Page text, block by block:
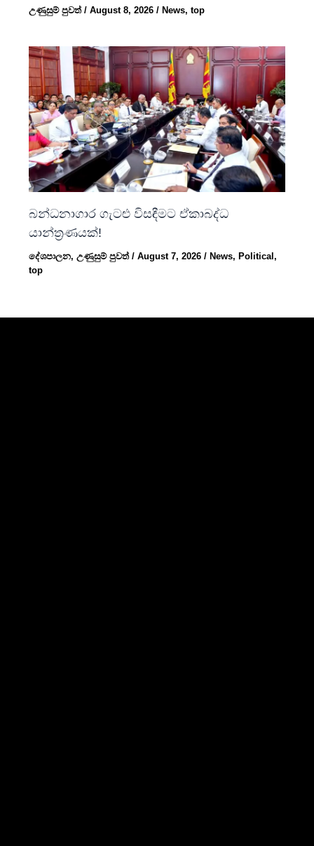
උණුසුම් පුවත්/August 8, 2026/News,top
බන්ධනාගාර ගැටළු විසඳීමට ඒකාබද්ධ
යාන්ත්‍රණයක්!
දේශපාලන,උණුසුම් පුවත්/August 7, 2026/News,Political,
top